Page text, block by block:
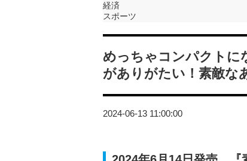
経済
スポーツ
めっちゃコンパクトに
がありがたい！素敵な
2024-06-13 11:00:00